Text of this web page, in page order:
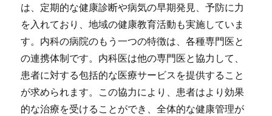
は、定期的な健康診断や病気の早期発見、予防に力
を入れており、地域の健康教育活動も実施していま
す。内科の病院のもう一つの特徴は、各種専門医と
の連携体制です。内科医は他の専門医と協力して、
患者に対する包括的な医療サービスを提供すること
が求められます。この協力により、患者はより効果
的な治療を受けることができ、全体的な健康管理が